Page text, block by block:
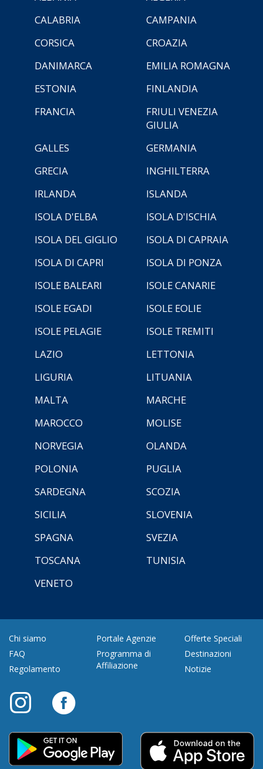
CALABRIA
CAMPANIA
CORSICA
CROAZIA
DANIMARCA
EMILIA ROMAGNA
ESTONIA
FINLANDIA
FRANCIA
FRIULI VENEZIA
GIULIA
GALLES
GERMANIA
GRECIA
INGHILTERRA
IRLANDA
ISLANDA
ISOLA D'ELBA
ISOLA D'ISCHIA
ISOLA DEL GIGLIO
ISOLA DI CAPRAIA
ISOLA DI CAPRI
ISOLA DI PONZA
ISOLE BALEARI
ISOLE CANARIE
ISOLE EGADI
ISOLE EOLIE
ISOLE PELAGIE
ISOLE TREMITI
LAZIO
LETTONIA
LIGURIA
LITUANIA
MALTA
MARCHE
MAROCCO
MOLISE
NORVEGIA
OLANDA
POLONIA
PUGLIA
SARDEGNA
SCOZIA
SICILIA
SLOVENIA
SPAGNA
SVEZIA
TOSCANA
TUNISIA
VENETO
Chi siamo
FAQ
Regolamento
Portale Agenzie
Programma di
Affiliazione
Offerte Speciali
Destinazioni
Notizie